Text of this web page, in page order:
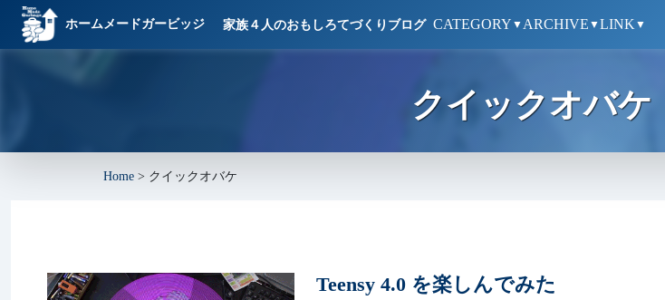
ホームメードガービッジ 家族４人のおもしろてづくりブログ CATEGORY ▼ ARCHIVE ▼LINK ▼
クイックオバケ
Home > クイックオバケ
Teensy 4.0 を楽しんでみた